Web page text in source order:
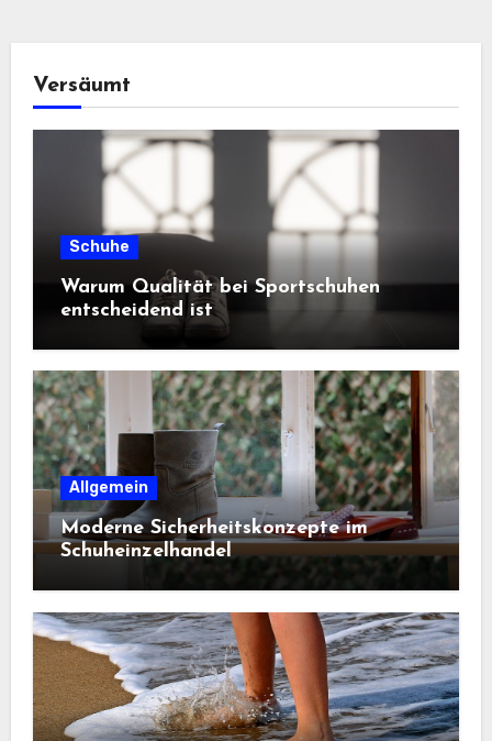
Versäumt
Schuhe
Warum Qualität bei Sportschuhen
entscheidend ist
Allgemein
Moderne Sicherheitskonzepte im
Schuheinzelhandel